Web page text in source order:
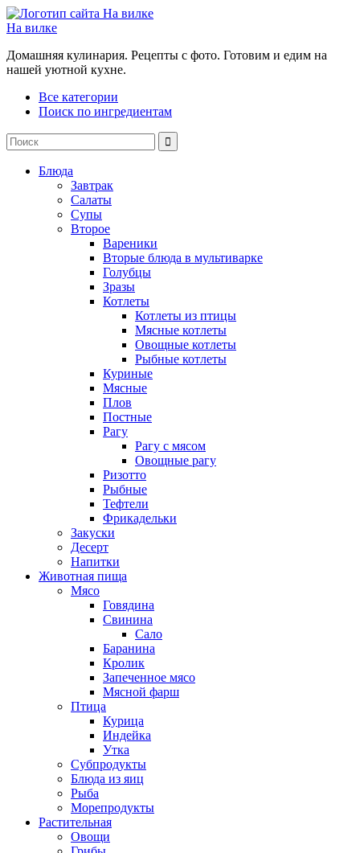
На вилке
Домашняя кулинария. Рецепты с фото. Готовим и едим на
нашей уютной кухне.
Все категории
Поиск по ингредиентам
Блюда
Завтрак
Салаты
Супы
Второе
Вареники
Вторые блюда в мультиварке
Голубцы
Зразы
Котлеты
Котлеты из птицы
Мясные котлеты
Овощные котлеты
Рыбные котлеты
Куриные
Мясные
Плов
Постные
Рагу
Рагу с мясом
Овощные рагу
Ризотто
Рыбные
Тефтели
Фрикадельки
Закуски
Десерт
Напитки
Животная пища
Мясо
Говядина
Свинина
Сало
Баранина
Кролик
Запеченное мясо
Мясной фарш
Птица
Курица
Индейка
Утка
Субпродукты
Блюда из яиц
Рыба
Морепродукты
Растительная
Овощи